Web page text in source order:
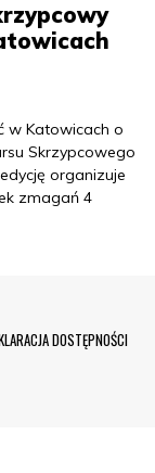
w Katowicach o
Skrzypcowego
organizuje
zmagań 4
DOSTĘPNOŚCI